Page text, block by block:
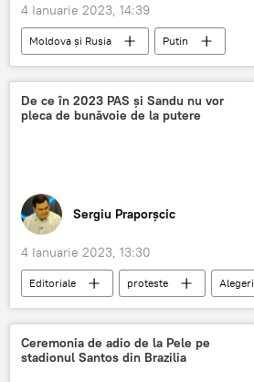
4 Ianuarie 2023, 14:39
Moldova și Rusia
Putin
Racheta Zircon
Rusia
De ce în 2023 PAS și Sandu nu vor
pleca de bunăvoie de la putere
Sergiu Praporșcic
4 Ianuarie 2023, 13:30
Editoriale proteste
Alegeri
PAS
Maia Sandu
Ceremonia de adio de la Pele pe
stadionul Santos din Brazilia